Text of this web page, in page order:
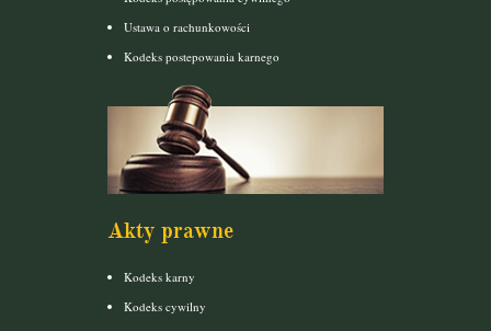
Ustawa o rachunkowości
Kodeks postepowania karnego
Akty prawne
Kodeks karny
Kodeks cywilny